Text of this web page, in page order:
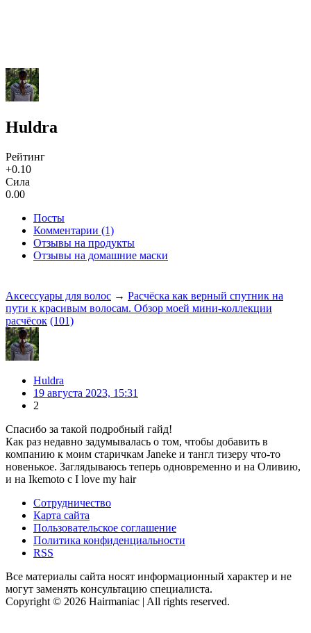
Huldra
Рейтинг
+0.10
Сила
0.00
Посты
Комментарии (1)
Отзывы на продукты
Отзывы на домашние маски
Аксессуары для волос → Расчёска как верный спутник на
пути к красивым волосам. Обзор моей мини-коллекции
расчëсок (101)
Huldra
19 августа 2023, 15:31
2
Спасибо за такой подробный гайд!
Как раз недавно задумывалась о том, чтобы добавить в
компанию к моим старичкам Janeke и тангл тизеру что-то
новенькое. Заглядываюсь теперь одновременно и на Оливию,
и на Ikemoto с I love my hair
Сотрудничество
Карта сайта
Пользовательское соглашение
Политика конфиденциальности
RSS
Все материалы сайта носят информационный характер и не
могут заменять консультацию специалиста.
Copyright © 2026 Hairmaniac | All rights reserved.